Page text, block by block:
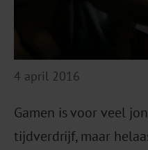
4 april 2016
Gamen is voor veel
tijdverdrijf, maar